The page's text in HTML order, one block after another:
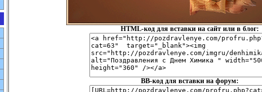
HTML-код для вставки на сайт или в блог:
BB-код для вставки на форум: